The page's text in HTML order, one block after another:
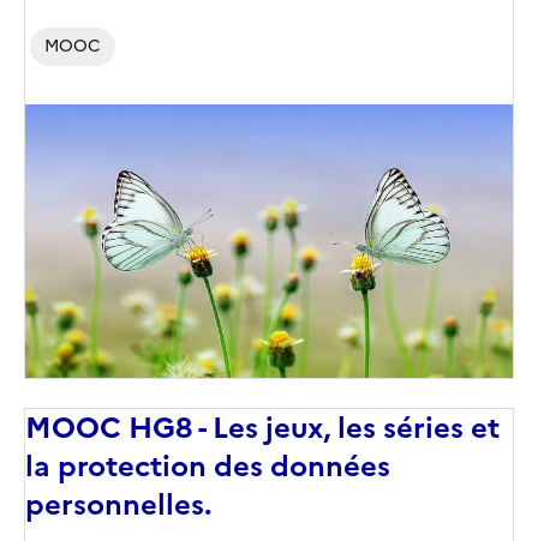
MOOC
couverture
(conseillée)
MOOC HG8 - Les jeux, les séries et
la protection des données
personnelles.